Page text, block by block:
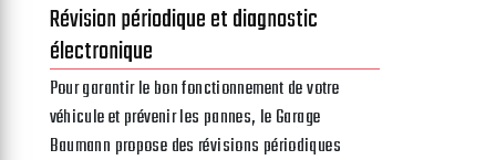
Révision périodique et diagnostic
électronique
Pour garantir le bon fonctionnement de votre
véhicule et prévenir les pannes, le Garage
Baumann propose des révisions périodiques